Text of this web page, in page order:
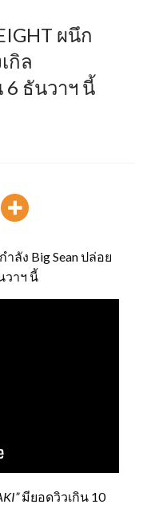
ผนึก
กิล
6 ธันวาฯ นี้
ลัง Big Sean ปล่อย
วาฯ นี้
มียอดวิวเกิน 10